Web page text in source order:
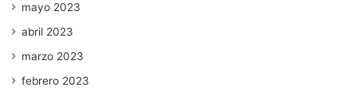
mayo 2023
abril 2023
marzo 2023
febrero 2023